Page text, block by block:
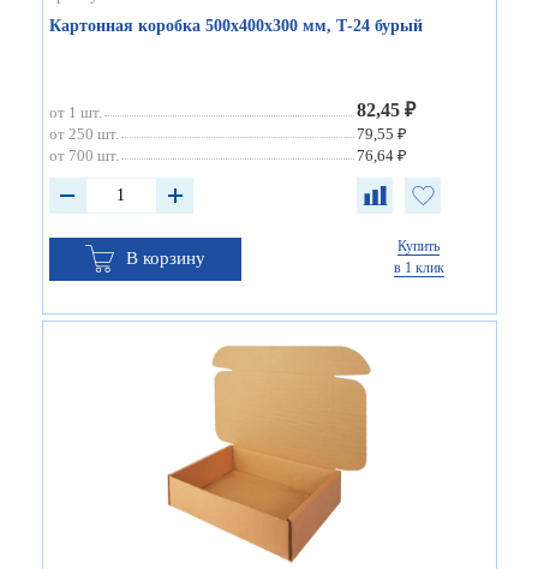
Картонная коробка 500х400х300 мм, Т-24 бурый
от 1 шт. 82,45 ₽
от 250 шт.
79,55 ₽
от 700 шт.
76,64 ₽
В корзину
Купить
в 1 клик